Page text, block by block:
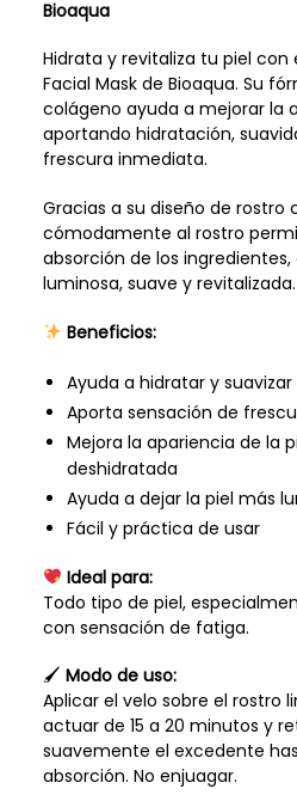
Bioaqua
Hidrata y revitaliza tu piel con
Facial Mask de Bioaqua. Su
colágeno ayuda a mejorar la
aportando hidratación,
frescura inmediata.
Gracias a su diseño de
cómodamente al rostro
absorción de los
luminosa, suave y revitalizada.
Beneficios:
Ayuda a hidratar y suavizar
Aporta sensación de
Mejora la apariencia de la
deshidratada
Ayuda a dejar la piel más
Fácil y práctica de usar
Ideal para:
Todo tipo de piel,
con sensación de fatiga.
🖌 Modo de uso:
Aplicar el velo sobre el rostro
actuar de 15 a 20 minutos y
suavemente el excedente
absorción. No enjuagar.